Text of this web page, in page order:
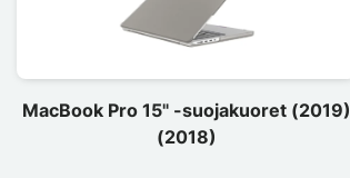
MacBook Pro 15" -suojakuoret (2019)
(2018)